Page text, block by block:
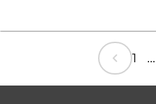
chevron_left 1